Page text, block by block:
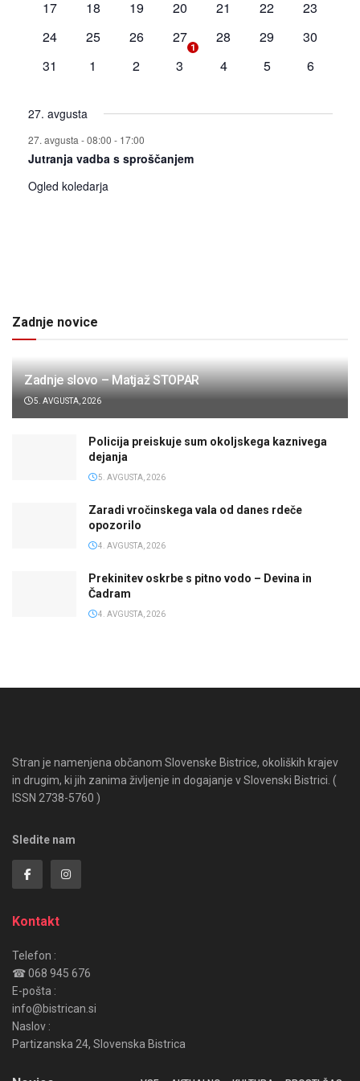
0
17
0
18
0
19
0
20
0
21
0
22
0
23
0
24
0
25
0
26
1
dogodek
27
1
0
28
0
29
0
30
0
31
0
1
0
2
0
3
0
4
0
5
0
6
27. avgusta
27. avgusta - 08:00 - 17:00
Jutranja vadba s sproščanjem
Ogled koledarja
Zadnje novice
Zadnje slovo – Matjaž STOPAR
5. AVGUSTA, 2026
Policija preiskuje sum okoljskega kaznivega
dejanja
5. AVGUSTA, 2026
Zaradi vročinskega vala od danes rdeče
opozorilo
4. AVGUSTA, 2026
Prekinitev oskrbe s pitno vodo – Devina in
Čadram
4. AVGUSTA, 2026
Stran je namenjena občanom Slovenske Bistrice, okoliških krajev
in drugim, ki jih zanima življenje in dogajanje v Slovenski Bistrici. (
ISSN 2738-5760 )
Sledite nam
Kontakt
Telefon :
☎ 068 945 676
E-pošta :
info@bistrican.si
Naslov :
Partizanska 24, Slovenska Bistrica